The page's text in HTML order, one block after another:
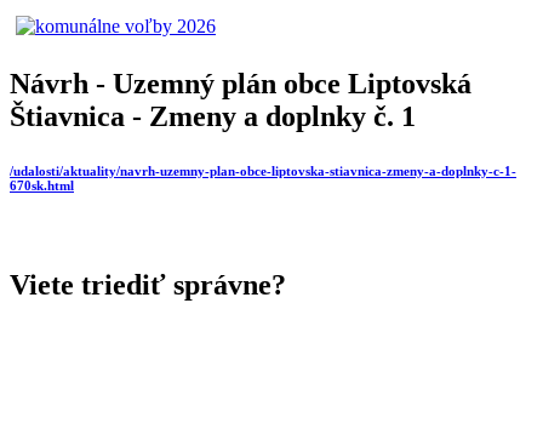
Návrh - Uzemný plán obce Liptovská
Štiavnica - Zmeny a doplnky č. 1
/udalosti/aktuality/navrh-uzemny-plan-obce-liptovska-stiavnica-zmeny-a-doplnky-c-1-
670sk.html
Viete triediť správne?